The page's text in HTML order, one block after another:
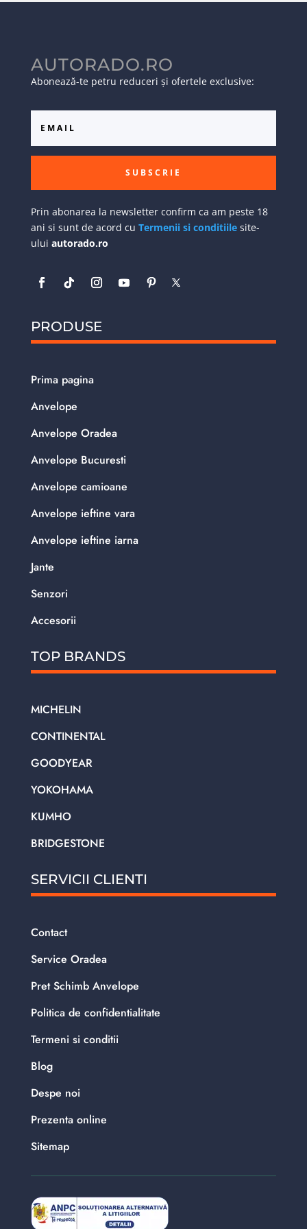
AUTORADO.RO
Abonează-te petru reduceri și ofertele exclusive:
SUBSCRIE
Prin abonarea la newsletter confirm ca am peste 18
ani si sunt de acord cu Termenii si conditiilesite-
ului autorado.ro
PRODUSE
Prima pagina
Anvelope
Anvelope Oradea
Anvelope Bucuresti
Anvelope camioane
Anvelope ieftine vara
Anvelope ieftine iarna
Jante
Senzori
Accesorii
TOP BRANDS
MICHELIN
CONTINENTAL
GOODYEAR
YOKOHAMA
KUMHO
BRIDGESTONE
SERVICII CLIENTI
Contact
Service Oradea
Pret Schimb Anvelope
Politica de confidentialitate
Termeni si conditii
Blog
Despe noi
Prezenta online
Sitemap